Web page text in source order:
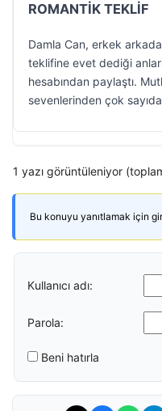
ROMANTİK TEKLİF
Damla Can, erkek
teklifine evet dediği
hesabından paylaştı.
sevenlerinden çok
1 yazı görüntüleniyor
Bu konuyu yanıtlamak için
Kullanıcı adı:
Parola:
Beni hatırla